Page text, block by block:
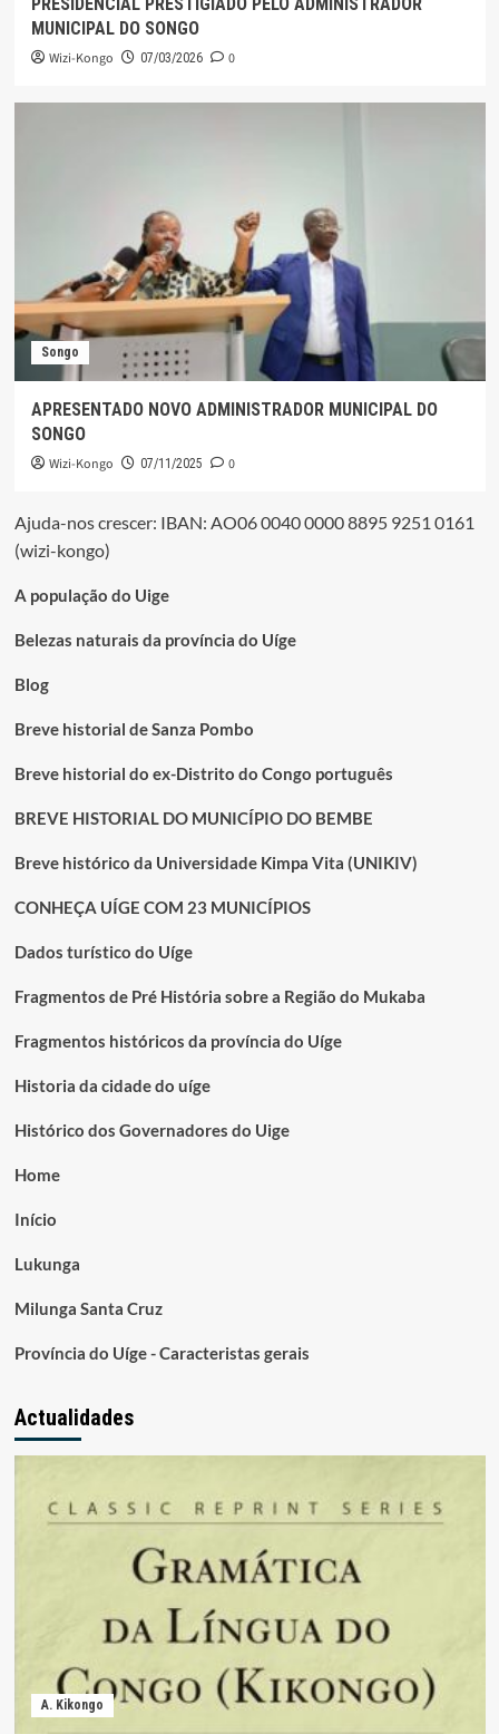
MUNICIPAL DO SONGO
Wizi-Kongo 07/03/2026 0
Songo
APRESENTADO NOVO ADMINISTRADOR MUNICIPAL DO
SONGO
Wizi-Kongo 07/11/2025 0
Ajuda-nos crescer: IBAN: AO06 0040 0000 8895 9251 0161
(wizi-kongo)
A população do Uige
Belezas naturais da província do Uíge
Blog
Breve historial de Sanza Pombo
Breve historial do ex-Distrito do Congo português
BREVE HISTORIAL DO MUNICÍPIO DO BEMBE
Breve histórico da Universidade Kimpa Vita (UNIKIV)
CONHEÇA UÍGE COM 23 MUNICÍPIOS
Dados turístico do Uíge
Fragmentos de Pré História sobre a Região do Mukaba
Fragmentos históricos da província do Uíge
Historia da cidade do uíge
Histórico dos Governadores do Uige
Home
Início
Lukunga
Milunga Santa Cruz
Província do Uíge - Caracteristas gerais
Actualidades
A. Kikongo